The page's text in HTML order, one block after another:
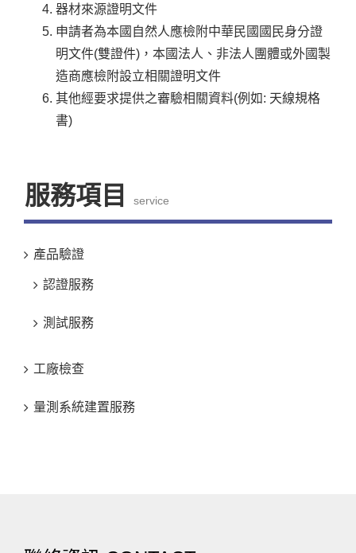
器材來源證明文件
申請者為本國自然人應檢附中華民國國民身分證
明文件(雙證件)，本國法人、非法人團體或外國製
造商應檢附設立相關證明文件
其他經要求提供之審驗相關資料(例如: 天線規格
書)
服務項目 service
產品驗證
認證服務
測試服務
工廠檢查
量測系統建置服務